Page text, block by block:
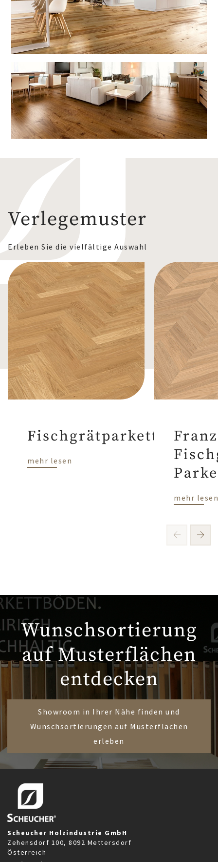
Verlegemuster
Erleben Sie die vielfältige Auswahl
Fischgrätparkett
mehr lesen
mehr
Wunschsortierung
auf Musterflächen
entdecken
Showroom in Ihrer Nähe finden und
Wunschsortierungen auf Musterflächen
erleben
Scheucher Holzindustrie GmbH
Zehensdorf 100, 8092 Mettersdorf
Österreich